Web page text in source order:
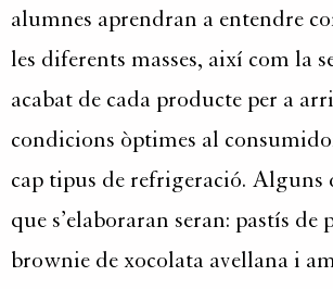
alumnes aprendran a entendre
les diferents masses, així com la
acabat de cada producte per a
condicions òptimes al
cap tipus de refrigeració. Alguns
que s’elaboraran seran: pastís de
brownie de xocolata avellana i